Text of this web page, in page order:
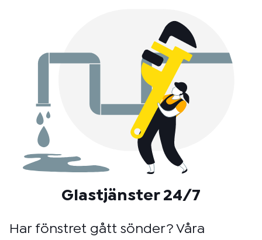
Glastjänster 24/7
Har fönstret gått sönder? Våra